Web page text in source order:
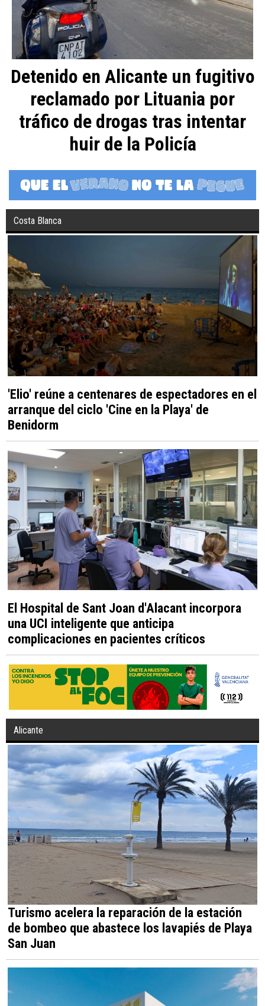
Detenido en Alicante un fugitivo
reclamado por Lituania por
tráfico de drogas tras intentar
huir de la Policía
Costa Blanca
'Elio' reúne a centenares de espectadores en el
arranque del ciclo 'Cine en la Playa' de
Benidorm
El Hospital de Sant Joan d'Alacant incorpora
una UCI inteligente que anticipa
complicaciones en pacientes críticos
Alicante
Turismo acelera la reparación de la estación
de bombeo que abastece los lavapiés de Playa
San Juan